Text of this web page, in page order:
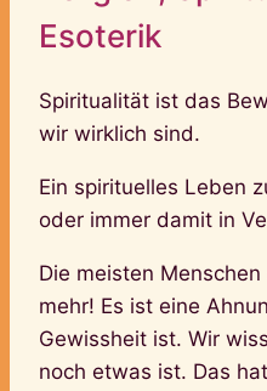
Esoterik
Spiritualität ist das
wir wirklich sind.
Ein spirituelles Leben
oder immer damit in
Die meisten
mehr! Es ist eine
Gewissheit ist. Wir
noch etwas ist. Das